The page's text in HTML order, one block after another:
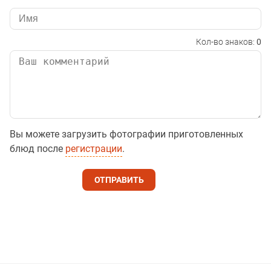
Кол-во знаков: 0
Вы можете загрузить фотографии приготовленных
блюд после регистрации.
ОТПРАВИТЬ